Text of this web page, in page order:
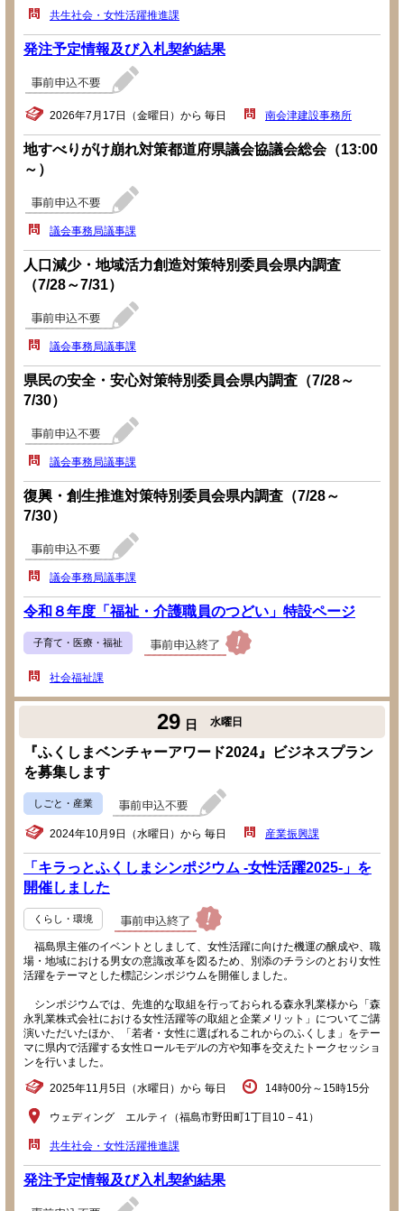
共生社会・女性活躍推進課
発注予定情報及び入札契約結果
2026年7月17日（金曜日）から 毎日 南会津建設事務所
地すべりがけ崩れ対策都道府県議会協議会総会（13:00
～）
議会事務局議事課
人口減少・地域活力創造対策特別委員会県内調査
（7/28～7/31）
議会事務局議事課
県民の安全・安心対策特別委員会県内調査（7/28～
7/30）
議会事務局議事課
復興・創生推進対策特別委員会県内調査（7/28～
7/30）
議会事務局議事課
令和８年度「福祉・介護職員のつどい」特設ページ
子育て・医療・福祉
社会福祉課
29 日 水曜日
『ふくしまベンチャーアワード2024』ビジネスプラン
を募集します
しごと・産業
2024年10月9日（水曜日）から 毎日 産業振興課
「キラっとふくしまシンポジウム -女性活躍2025-」を
開催しました
くらし・環境
福島県主催のイベントとしまして、女性活躍に向けた機運の醸成や、職
場・地域における男女の意識改革を図るため、別添のチラシのとおり女性
活躍をテーマとした標記シンポジウムを開催しました。
シンポジウムでは、先進的な取組を行っておられる森永乳業様から「森
永乳業株式会社における女性活躍等の取組と企業メリット」についてご講
演いただいたほか、「若者・女性に選ばれるこれからのふくしま」をテー
マに県内で活躍する女性ロールモデルの方や知事を交えたトークセッショ
ンを行いました。
2025年11月5日（水曜日）から 毎日 14時00分～15時15分
ウェディング エルティ（福島市野田町1丁目10－41）
共生社会・女性活躍推進課
発注予定情報及び入札契約結果